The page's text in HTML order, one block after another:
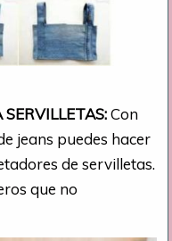
Con
jeans puedes hacer
de servilletas.
que no